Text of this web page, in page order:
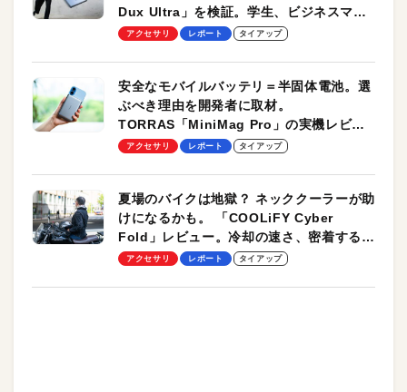
Dux Ultra」を検証。学生、ビジネスマン
のモバイルユースに最適！
アクセサリ レポート タイアップ
安全なモバイルバッテリ＝半固体電池。選
ぶべき理由を開発者に取材。
TORRAS「MiniMag Pro」の実機レビュ
ーも
アクセサリ レポート タイアップ
夏場のバイクは地獄？ ネッククーラーが助
けになるかも。 「COOLiFY Cyber
Fold」レビュー。冷却の速さ、密着する冷
却プレート、シンプルな操作性がグッド！
アクセサリ レポート タイアップ